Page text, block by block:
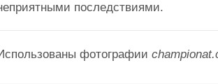
последствиями.
фотографии